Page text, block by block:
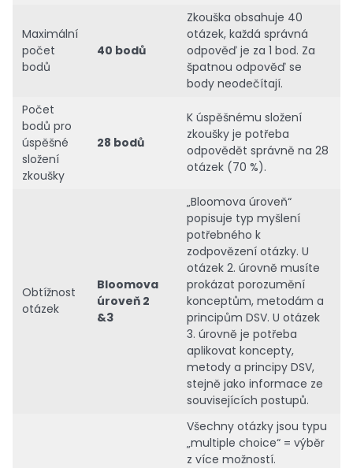
Maximální
počet
bodů
40 bodů
Zkouška obsahuje 40
otázek, každá správná
odpověď je za 1 bod. Za
špatnou odpověď se
body neodečítají.
Počet
bodů pro
úspěšné
složení
zkoušky
28 bodů
K úspěšnému složení
zkoušky je potřeba
odpovědět správně na 28
otázek (70 %).
Obtížnost
otázek
Bloomova
úroveň 2
&3
„Bloomova úroveň“
popisuje typ myšlení
potřebného k
zodpovězení otázky. U
otázek 2. úrovně musíte
prokázat porozumění
konceptům, metodám a
principům DSV. U otázek
3. úrovně je potřeba
aplikovat koncepty,
metody a principy DSV,
stejně jako informace ze
souvisejících postupů.
Všechny otázky jsou typu
„multiple choice“ = výběr
z více možností.